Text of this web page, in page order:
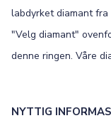
labdyrket diamant
"Velg diamant"
denne ringen. Våre
NYTTIG